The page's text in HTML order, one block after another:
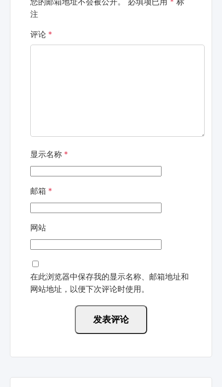
注
评论 *
显示名称 *
邮箱 *
网站
在此浏览器中保存我的显示名称、邮箱地址和
网站地址，以便下次评论时使用。